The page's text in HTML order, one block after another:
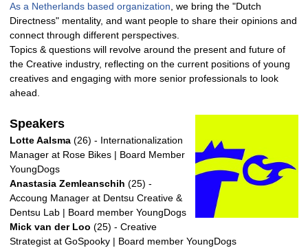
As a Netherlands based organization, we bring the "Dutch
Directness" mentality, and want people to share their opinions and
connect through different perspectives.
Topics & questions will revolve around the present and future of
the Creative industry, reflecting on the current positions of young
creatives and engaging with more senior professionals to look
ahead.
Speakers
Lotte Aalsma (26) - Internationalization
Manager at Rose Bikes | Board Member
YoungDogs
Anastasia Zemleanschih (25) -
Accoung Manager at Dentsu Creative &
Dentsu Lab | Board member YoungDogs
Mick van der Loo (25) - Creative
Strategist at GoSpooky | Board member YoungDogs